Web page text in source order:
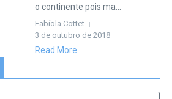
o continente pois ma...
Fabíola Cottet
3 de outubro de 2018
Read More